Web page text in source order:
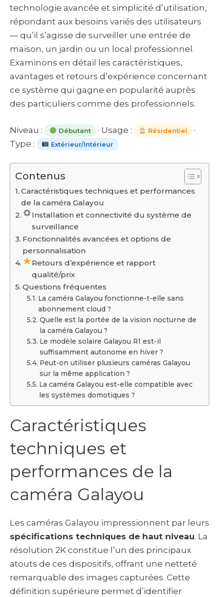
technologie avancée et simplicité d’utilisation,
répondant aux besoins variés des utilisateurs
— qu’il s’agisse de surveiller une entrée de
maison, un jardin ou un local professionnel.
Examinons en détail les caractéristiques,
avantages et retours d’expérience concernant
ce système qui gagne en popularité auprès
des particuliers comme des professionnels.
Niveau : Débutant · Usage : Résidentiel
·
Type :
Extérieur/Intérieur
Contenus
Caractéristiques techniques et performances
de la caméra Galayou
Installation et connectivité du système de
surveillance
Fonctionnalités avancées et options de
personnalisation
Retours d’expérience et rapport
qualité/prix
Questions fréquentes
La caméra Galayou fonctionne-t-elle sans
abonnement cloud ?
Quelle est la portée de la vision nocturne de
la caméra Galayou ?
Le modèle solaire Galayou R1 est-il
suffisamment autonome en hiver ?
Peut-on utiliser plusieurs caméras Galayou
sur la même application ?
La caméra Galayou est-elle compatible avec
les systèmes domotiques ?
Caractéristiques
techniques et
performances de la
caméra Galayou
Les caméras Galayou impressionnent par leurs
spécifications techniques de haut niveau. La
résolution 2K constitue l’un des principaux
atouts de ces dispositifs, offrant une netteté
remarquable des images capturées. Cette
définition supérieure permet d’identifier